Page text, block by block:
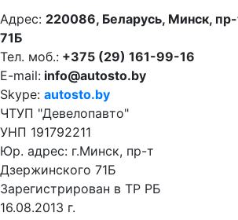
Адрес: 220086, Беларусь, Минск,
71Б
Тел. моб.: +375 (29) 161-99-16
E-mail: info@autosto.by
Skype: autosto.by
ЧТУП "Девелопавто"
УНП 191792211
Юр. адрес: г.Минск, пр-т
Дзержинского 71Б
Зарегистрирован в ТР РБ
16.08.2013 г.